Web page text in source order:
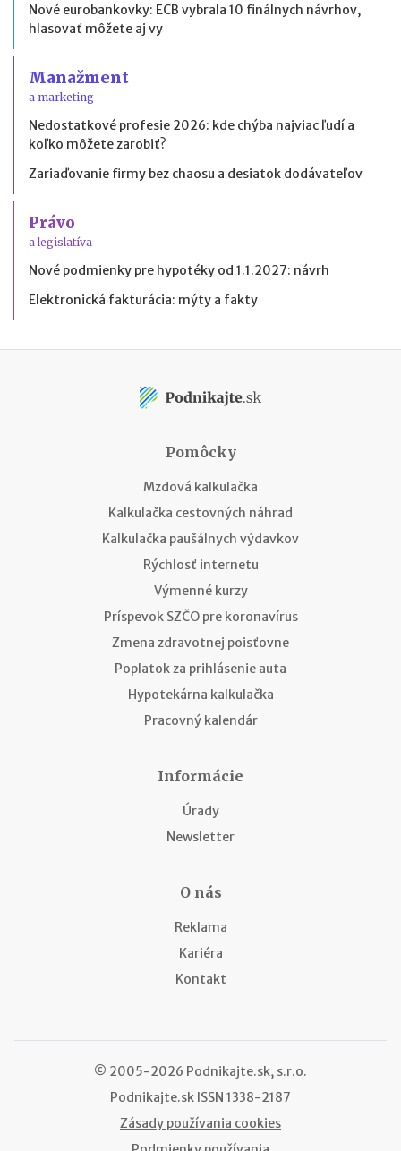
Nové eurobankovky: ECB vybrala 10 finálnych návrhov,
hlasovať môžete aj vy
Manažment
a marketing
Nedostatkové profesie 2026: kde chýba najviac ľudí a
koľko môžete zarobiť?
Zariaďovanie firmy bez chaosu a desiatok dodávateľov
Právo
a legislatíva
Nové podmienky pre hypotéky od 1.1.2027: návrh
Elektronická fakturácia: mýty a fakty
Pomôcky
Mzdová kalkulačka
Kalkulačka cestovných náhrad
Kalkulačka paušálnych výdavkov
Rýchlosť internetu
Výmenné kurzy
Príspevok SZČO pre koronavírus
Zmena zdravotnej poisťovne
Poplatok za prihlásenie auta
Hypotekárna kalkulačka
Pracovný kalendár
Informácie
Úrady
Newsletter
O nás
Reklama
Kariéra
Kontakt
© 2005-2026 Podnikajte.sk, s.r.o.
Podnikajte.sk ISSN 1338-2187
Zásady používania cookies